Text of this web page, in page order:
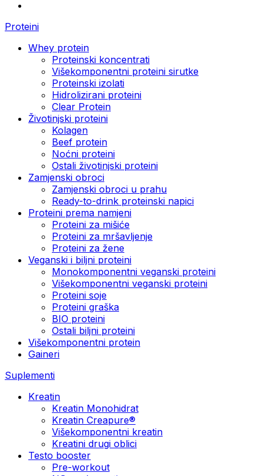
Proteini
Whey protein
Proteinski koncentrati
Višekomponentni proteini sirutke
Proteinski izolati
Hidrolizirani proteini
Clear Protein
Životinjski proteini
Kolagen
Beef protein
Noćni proteini
Ostali životinjski proteini
Zamjenski obroci
Zamjenski obroci u prahu
Ready-to-drink proteinski napici
Proteini prema namjeni
Proteini za mišiće
Proteini za mršavljenje
Proteini za žene
Veganski i biljni proteini
Monokomponentni veganski proteini
Višekomponentni veganski proteini
Proteini soje
Proteini graška
BIO proteini
Ostali biljni proteini
Višekomponentni protein
Gaineri
Suplementi
Kreatin
Kreatin Monohidrat
Kreatin Creapure®
Višekomponentni kreatin
Kreatini drugi oblici
Testo booster
Pre-workout